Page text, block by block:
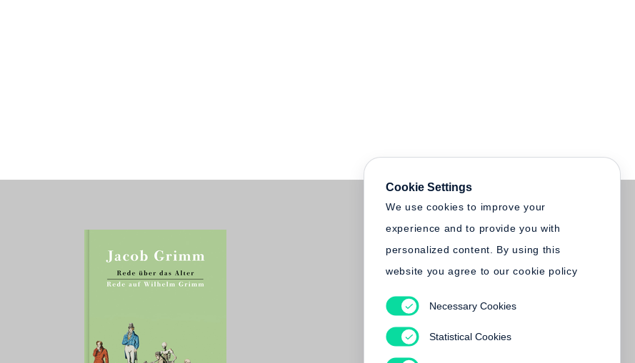
Cookie Settings
We use cookies to improve your
experience and to provide you with
personalized content. By using this
website you agree to our cookie policy
Necessary Cookies
Statistical Cookies